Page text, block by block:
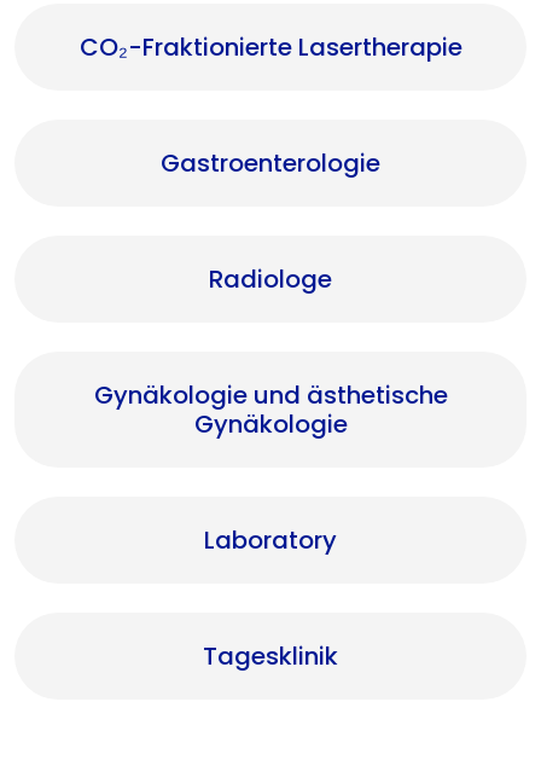
CO₂-Fraktionierte Lasertherapie
Gastroenterologie
Radiologe
Gynäkologie und ästhetische
Gynäkologie
Laboratory
Tagesklinik